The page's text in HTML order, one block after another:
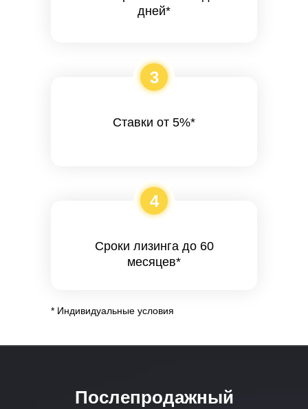
дней*
Ставки от 5%*
3
Сроки лизинга до 60
месяцев*
4
* Индивидуальные условия
Послепродажный